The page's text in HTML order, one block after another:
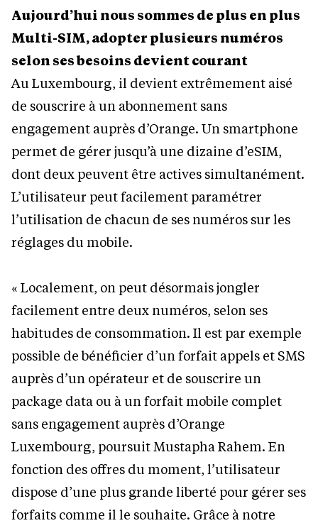
Aujourd’hui nous sommes de plus en plus
Multi-SIM, adopter plusieurs numéros
selon ses besoins devient courant
Au Luxembourg, il devient extrêmement aisé
de souscrire à un abonnement sans
engagement auprès d’Orange. Un smartphone
permet de gérer jusqu’à une dizaine d’eSIM,
dont deux peuvent être actives simultanément.
L’utilisateur peut facilement paramétrer
l’utilisation de chacun de ses numéros sur les
réglages du mobile.
« Localement, on peut désormais jongler
facilement entre deux numéros, selon ses
habitudes de consommation. Il est par exemple
possible de bénéficier d’un forfait appels et SMS
auprès d’un opérateur et de souscrire un
package data ou à un forfait mobile complet
sans engagement auprès d’Orange
Luxembourg, poursuit Mustapha Rahem. En
fonction des offres du moment, l’utilisateur
dispose d’une plus grande liberté pour gérer ses
forfaits comme il le souhaite. Grâce à notre